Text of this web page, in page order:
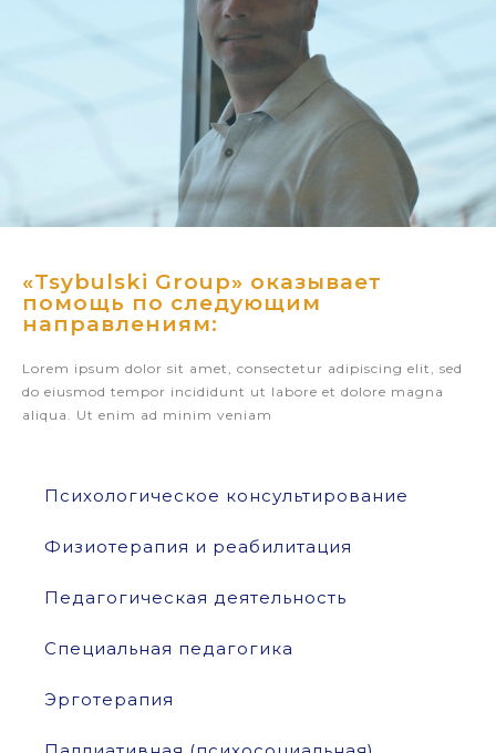
«Tsybulski Group» оказывает
помощь по следующим
направлениям:
Lorem ipsum dolor sit amet, consectetur adipiscing elit, sed
do eiusmod tempor incididunt ut labore et dolore magna
aliqua. Ut enim ad minim veniam
Психологическое консультирование
Физиотерапия и реабилитация
Педагогическая деятельность
Специальная педагогика
Эрготерапия